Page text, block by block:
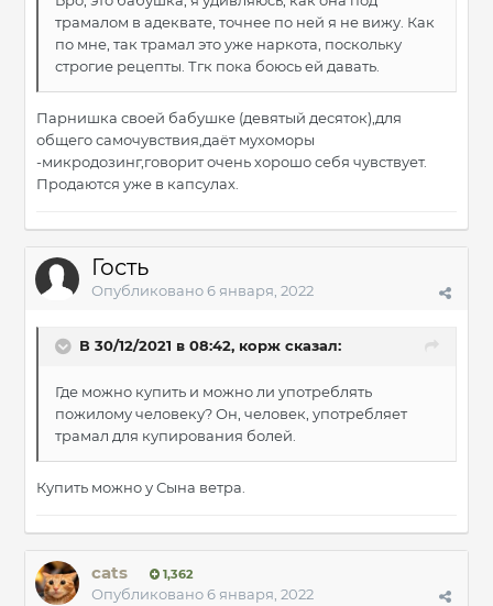
трамалом в адеквате, точнее по ней я не вижу. Как
по мне, так трамал это уже наркота, поскольку
строгие рецепты. Тгк пока боюсь ей давать.
Парнишка своей бабушке (девятый десяток),для
общего самочувствия,даёт мухоморы
-микродозинг,говорит очень хорошо себя чувствует.
Продаются уже в капсулах.
Гость
Опубликовано6 января, 2022
В 30/12/2021 в 08:42, корж сказал:
Где можно купить и можно ли употреблять
пожилому человеку? Он, человек, употребляет
трамал для купирования болей.
Купить можно у Сына ветра.
cats 1,362
Опубликовано6 января, 2022